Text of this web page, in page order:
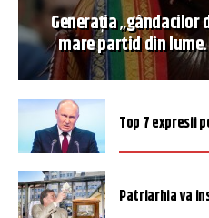
Generația „gândacilor
mare partid din
Top 7 expresii
Patriarhia va